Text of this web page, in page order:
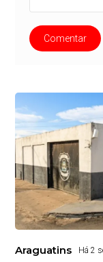
Comentar
Araguatins Há 2